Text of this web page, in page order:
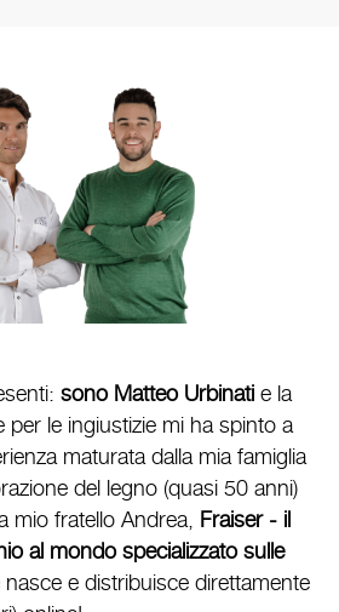
sono Matteo Urbinati e la
per le ingiustizie mi ha spinto a
maturata dalla mia famiglia
del legno (quasi 50 anni)
mio fratello Andrea, Fraiser - il
al mondo specializzato sulle
nasce e distribuisce direttamente